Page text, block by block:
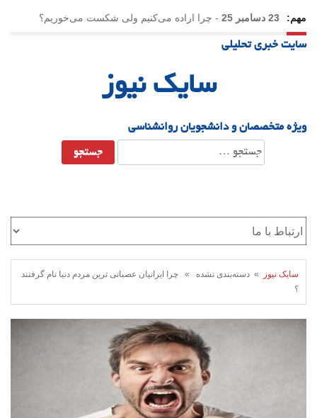
مهم: 23 دسامبر 25 - چرا اراده می‌کنیم ولی شکست می‌خوریم؟
21 دسامبر 25
سایت خبری تحلیلی
سایک نیوز
ویژه متخصصان و دانشجویان روانشناسی
جستجو
برای:
سایک نیوز
» دسته‌بندی نشده » چرا ایرانیان عصبانی‌ ترین مردم دنیا نام گرفتند
؟